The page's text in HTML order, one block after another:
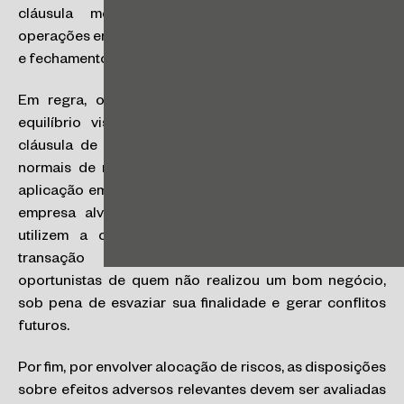
cláusula merecerá maior destaque, ainda, nas
operações em que o intervalo de tempo entre assinatura
e fechamento tende a ser maior.
Em regra, o entendimento é de que a busca pelo
equilíbrio visa evitar que o comprador invoque a
cláusula de forma oportunista, diante de oscilações
normais de mercado, ou que o vendedor negue sua
aplicação em situações que causem grande impacto à
empresa alvo. Busca, ainda, impedir que as partes
utilizem a cláusula como uma “rota de fuga” da
transação ou como justificativa para saídas
oportunistas de quem não realizou um bom negócio,
sob pena de esvaziar sua finalidade e gerar conflitos
futuros.
Por fim, por envolver alocação de riscos, as disposições
sobre efeitos adversos relevantes devem ser avaliadas